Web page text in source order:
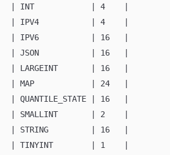
| INT            | 4    |
| IPV4           | 4    |
| IPV6           | 16   |
| JSON           | 16   |
| LARGEINT       | 16   |
| MAP            | 24   |
| QUANTILE_STATE | 16   |
| SMALLINT       | 2    |
| STRING         | 16   |
| TINYINT        | 1    |